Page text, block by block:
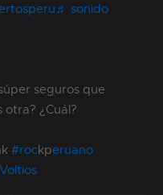
♬ sonido
seguros que
¿Cuál?
#rockperuano